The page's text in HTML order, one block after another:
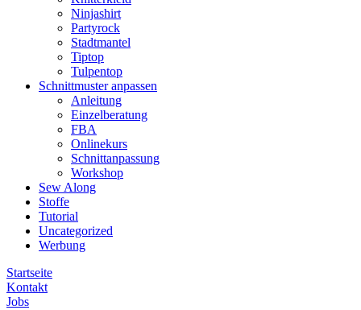
Ninjashirt
Partyrock
Stadtmantel
Tiptop
Tulpentop
Schnittmuster anpassen
Anleitung
Einzelberatung
FBA
Onlinekurs
Schnittanpassung
Workshop
Sew Along
Stoffe
Tutorial
Uncategorized
Werbung
Startseite
Kontakt
Jobs